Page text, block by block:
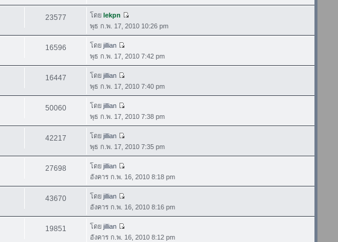
23577 โดย lekpn
พุธ ก.พ. 17, 2010 10:26 pm
16596 โดย jillian
พุธ ก.พ. 17, 2010 7:42 pm
16447 โดย jillian
พุธ ก.พ. 17, 2010 7:40 pm
50060 โดย jillian
พุธ ก.พ. 17, 2010 7:38 pm
42217 โดย jillian
พุธ ก.พ. 17, 2010 7:35 pm
27698 โดย jillian
อังคาร ก.พ. 16, 2010 8:18 pm
43670 โดย jillian
อังคาร ก.พ. 16, 2010 8:16 pm
19851 โดย jillian
อังคาร ก.พ. 16, 2010 8:12 pm